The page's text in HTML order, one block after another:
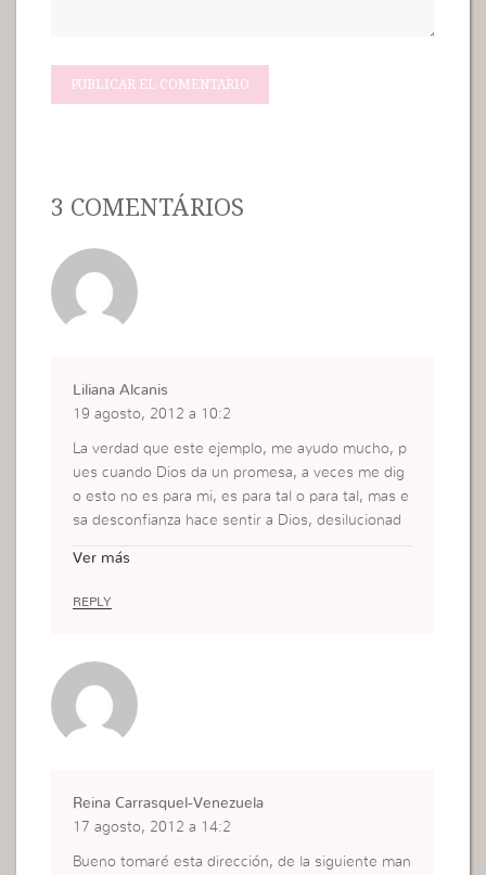
3 COMENTÁRIOS
Liliana Alcanis
19 agosto, 2012 a 10:2
La verdad que este ejemplo, me ayudo mucho, p
ues cuando Dios da un promesa, a veces me dig
o esto no es para mi, es para tal o para tal, mas e
sa desconfianza hace sentir a Dios, desilucionad
Ver más
REPLY
Reina Carrasquel-Venezuela
17 agosto, 2012 a 14:2
Bueno tomaré esta dirección, de la siguiente man